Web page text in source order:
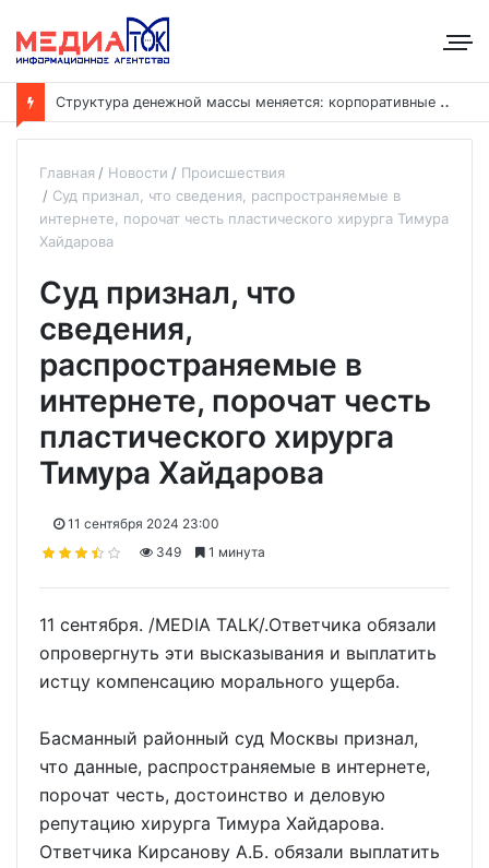
С
труктура денежной массы меняется: корпоративные депозиты обогнали вклады населения
Главная Новости
Происшествия
Суд признал, что сведения, распространяемые в
интернете, порочат честь пластического хирурга Тимура
Хайдарова
Суд признал, что
сведения,
распространяемые в
интернете, порочат честь
пластического хирурга
Тимура Хайдарова
11 сентября 2024 23:00
349
1 минута
11 сентября. /MEDIA TALK/.Ответчика обязали
опровергнуть эти высказывания и выплатить
истцу компенсацию морального ущерба.
Басманный районный суд Москвы признал,
что данные, распространяемые в интернете,
порочат честь, достоинство и деловую
репутацию хирурга Тимура Хайдарова.
Ответчика Кирсанову А.Б. обязали выплатить